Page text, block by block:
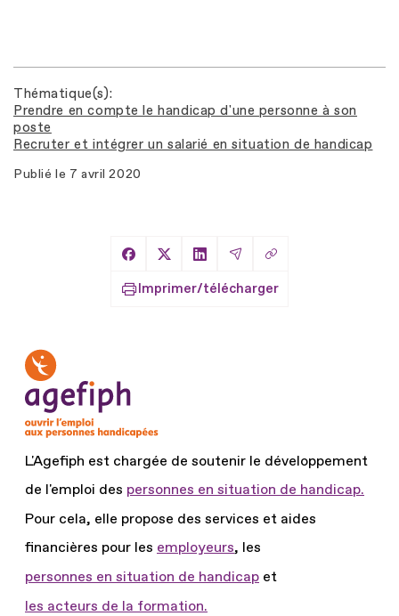
Thématique(s)
Prendre en compte le handicap d'une personne à son
poste
Recruter et intégrer un salarié en situation de handicap
Publié le 7 avril 2020
Partager sur Facebook
Partager sur X
Partager sur LinkedIn
Partager par Email
Copier le lien
Imprimer/télécharger
L'Agefiph est chargée de soutenir le développement
de l'emploi des personnes en situation de handicap.
Pour cela, elle propose des services et aides
financières pour les employeurs, les
personnes en situation de handicap et
les acteurs de la formation.